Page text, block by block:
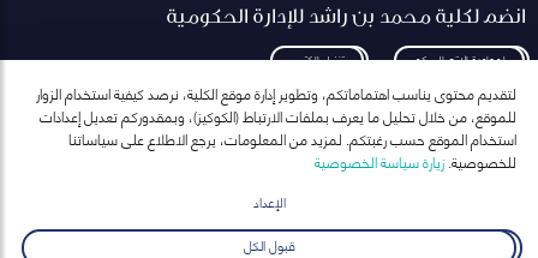
انضم لكلية محمد بن راشد للإدارة الحكومية
لمعاودة الاتصال بكم تنزيل الكتيب
انضم إلى قائمة مراسلاتنا
ارسال
لتقديم محتوى يناسب اهتماماتكم، وتطوير إدارة موقع الكلية، نرصد كيفية استخدام الزوار
للموقع، من خلال تحليل ما يعرف بملفات الارتباط (الكوكيز)، وبمقدوركم تعديل إعدادات
استخدام الموقع حسب رغبتكم. لمزيد من المعلومات، يرجع الاطلاع على سياساتنا
للخصوصية.زيارة سياسة الخصوصية
الإعداد
قبول الكل